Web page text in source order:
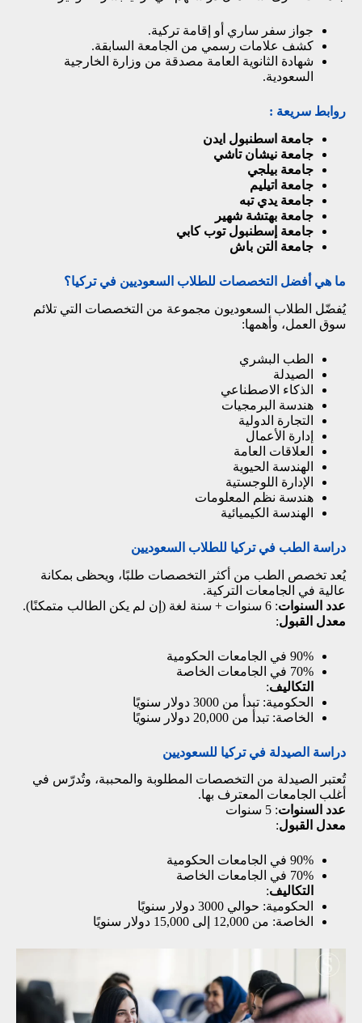
جواز سفر ساري أو إقامة تركية.
كشف علامات رسمي من الجامعة السابقة.
شهادة الثانوية العامة مصدقة من وزارة الخارجية
السعودية.
روابط سريعة :
جامعة اسطنبول ايدن
جامعة نيشان تاشي
جامعة بيلجي
جامعة اتيليم
جامعة يدي تبه
جامعة بهتشة شهير
جامعة إسطنبول توب كابي
جامعة التن باش
ما هي أفضل التخصصات للطلاب السعوديين في تركيا؟
يُفضّل الطلاب السعوديون مجموعة من التخصصات التي تلائم
سوق العمل، وأهمها:
الطب البشري
الصيدلة
الذكاء الاصطناعي
هندسة البرمجيات
التجارة الدولية
إدارة الأعمال
العلاقات العامة
الهندسة الحيوية
الإدارة اللوجستية
هندسة نظم المعلومات
الهندسة الكيميائية
دراسة الطب في تركيا للطلاب السعوديين
يُعد تخصص الطب من أكثر التخصصات طلبًا، ويحظى بمكانة
عالية في الجامعات التركية.
عدد السنوات: 6 سنوات + سنة لغة (إن لم يكن الطالب متمكنًا).
معدل القبول:
90% في الجامعات الحكومية
70% في الجامعات الخاصة
التكاليف:
الحكومية: تبدأ من 3000 دولار سنويًا
الخاصة: تبدأ من 20,000 دولار سنويًا
دراسة الصيدلة في تركيا للسعوديين
تُعتبر الصيدلة من التخصصات المطلوبة والمحببة، وتُدرّس في
أغلب الجامعات المعترف بها.
عدد السنوات: 5 سنوات
معدل القبول:
90% في الجامعات الحكومية
70% في الجامعات الخاصة
التكاليف:
الحكومية: حوالي 3000 دولار سنويًا
الخاصة: من 12,000 إلى 15,000 دولار سنويًا